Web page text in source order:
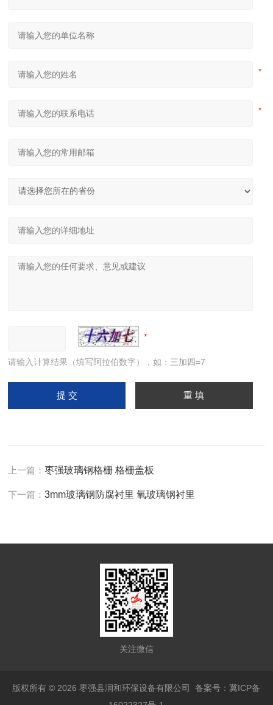
请输入计算结果（填写阿拉伯数字），如：三加四=7
上一篇：枣强玻璃钢格栅 格栅盖板
下一篇：3mm玻璃钢防腐衬里 氧玻璃钢衬里
关注微信
版权所有 © 2026 枣强县润和环保设备有限公司备案号：冀ICP备